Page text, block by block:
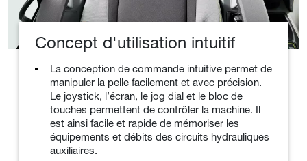
Concept d'utilisation intuitif
La conception de commande intuitive permet de
manipuler la pelle facilement et avec précision.
Le joystick, l’écran, le jog dial et le bloc de
touches permettent de contrôler la machine. Il
est ainsi facile et rapide de mémoriser les
équipements et débits des circuits hydrauliques
auxiliaires.